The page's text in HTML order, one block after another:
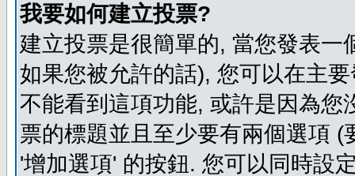
我要如何建立投票?
建立投票是很簡單的, 當您發表
如果您被允許的話), 您可以在主
不能看到這項功能, 或許是因為
票的標題並且至少要有兩個選項
'增加選項' 的按鈕. 您可以同時設